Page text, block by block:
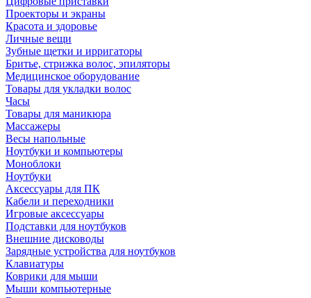
Проекторы и экраны
Красота и здоровье
Личные вещи
Зубные щетки и ирригаторы
Бритье, стрижка волос, эпиляторы
Медицинское оборудование
Товары для укладки волос
Часы
Товары для маникюра
Массажеры
Весы напольные
Ноутбуки и компьютеры
Моноблоки
Ноутбуки
Аксессуары для ПК
Кабели и переходники
Игровые аксессуары
Подставки для ноутбуков
Внешние дисководы
Зарядные устройства для ноутбуков
Клавиатуры
Коврики для мыши
Мыши компьютерные